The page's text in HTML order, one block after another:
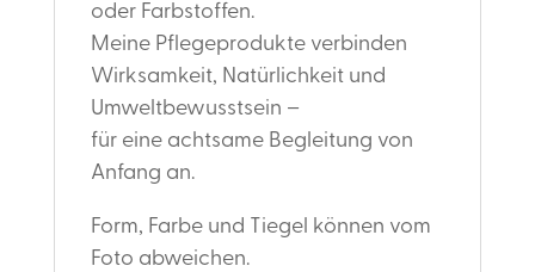
oder Farbstoffen.
Meine Pflegeprodukte verbinden
Wirksamkeit, Natürlichkeit und
Umweltbewusstsein –
für eine achtsame Begleitung von
Anfang an.
Form, Farbe und Tiegel können vom
Foto abweichen.